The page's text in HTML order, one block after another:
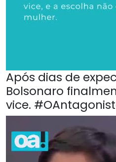
Após dias de
Bolsonaro
vice.